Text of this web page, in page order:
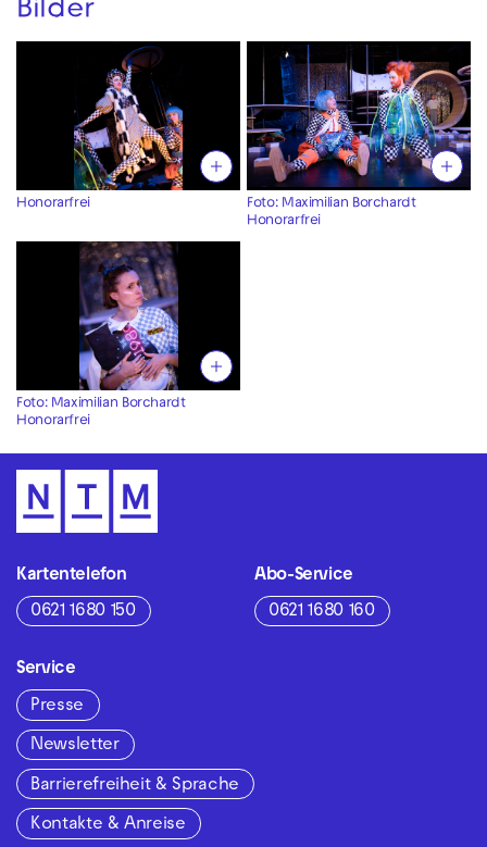
Bilder
Honorarfrei
Foto: Maximilian Borchardt
Honorarfrei
Foto: Maximilian Borchardt
Honorarfrei
Kartentelefon
0621 1680 150
Abo-Service
0621 1680 160
Service
Presse
Newsletter
Barrierefreiheit & Sprache
Kontakte & Anreise